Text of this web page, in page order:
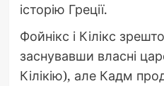
історію Греції.
Фойнікс і Кілікс
заснувавши власні
Кілікію), але Кадм